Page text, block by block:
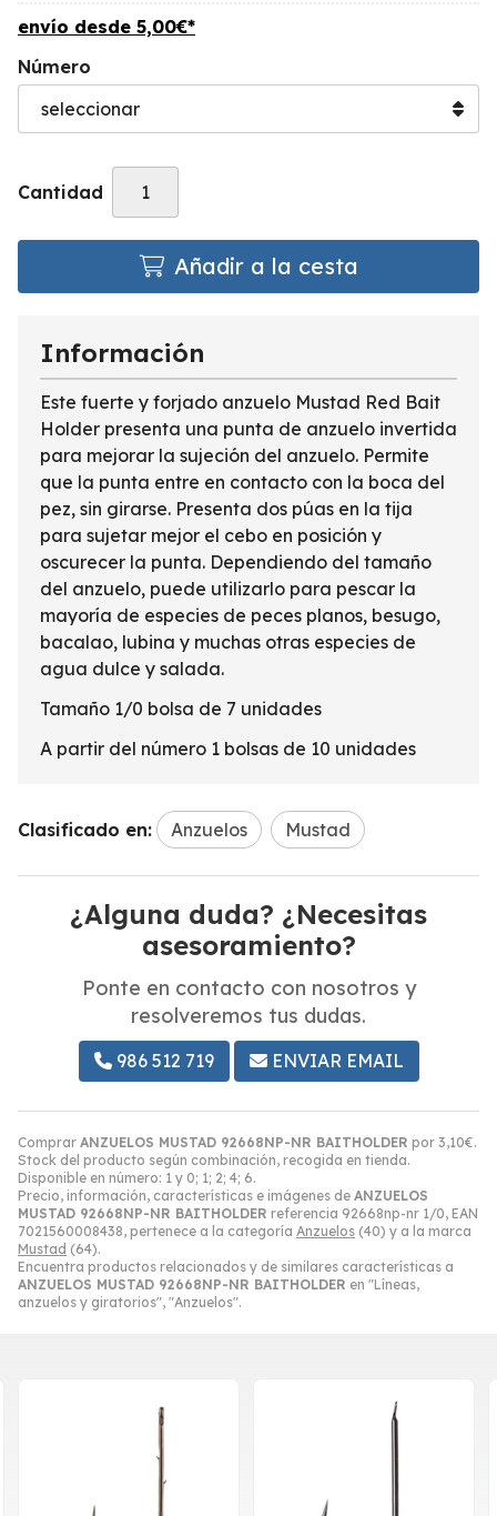
envío desde 5,00€*
Número
Cantidad
Añadir a la cesta
Comprar ANZUELOS MUSTAD 92668NP-NR BAITHOLDER por 3,10€.
Stock del producto según combinación, recogida en tienda.
Disponible en número: 1 y 0; 1; 2; 4; 6.
Precio, información, características e imágenes de ANZUELOS
MUSTAD 92668NP-NR BAITHOLDER referencia 92668np-nr 1/0, EAN
7021560008438, pertenece a la categoría Anzuelos (40) y a la marca
Mustad (64).
Encuentra productos relacionados y de similares características a
ANZUELOS MUSTAD 92668NP-NR BAITHOLDER en "Líneas,
anzuelos y giratorios", "Anzuelos".
Información
Este fuerte y forjado anzuelo Mustad Red Bait
Holder presenta una punta de anzuelo invertida
para mejorar la sujeción del anzuelo. Permite
que la punta entre en contacto con la boca del
pez, sin girarse. Presenta dos púas en la tija
para sujetar mejor el cebo en posición y
oscurecer la punta. Dependiendo del tamaño
del anzuelo, puede utilizarlo para pescar la
mayoría de especies de peces planos, besugo,
bacalao, lubina y muchas otras especies de
agua dulce y salada.
Tamaño 1/0 bolsa de 7 unidades
A partir del número 1 bolsas de 10 unidades
Clasificado en: Anzuelos Mustad
¿Alguna duda? ¿Necesitas
asesoramiento?
Ponte en contacto con nosotros y
resolveremos tus dudas.
986 512 719 ENVIAR EMAIL